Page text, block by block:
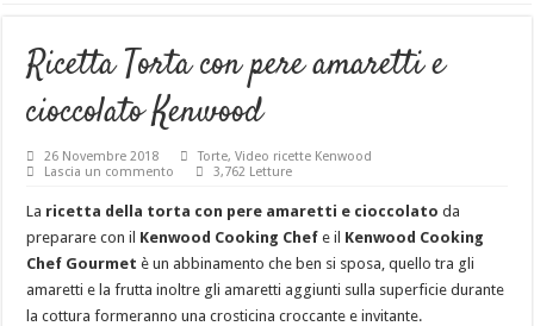
Ricetta Torta con pere amaretti e
cioccolato Kenwood
26 Novembre 2018 Torte,Video ricette Kenwood
Lascia un commento
3,762 Letture
La ricetta della torta con pere amaretti e cioccolatoda
preparare con il Kenwood Cooking Chefe il Kenwood Cooking
Chef Gourmet è un abbinamento che ben si sposa, quello tra gli
amaretti e la frutta inoltre gli amaretti aggiunti sulla superficie durante
la cottura formeranno una crosticina croccante e invitante.